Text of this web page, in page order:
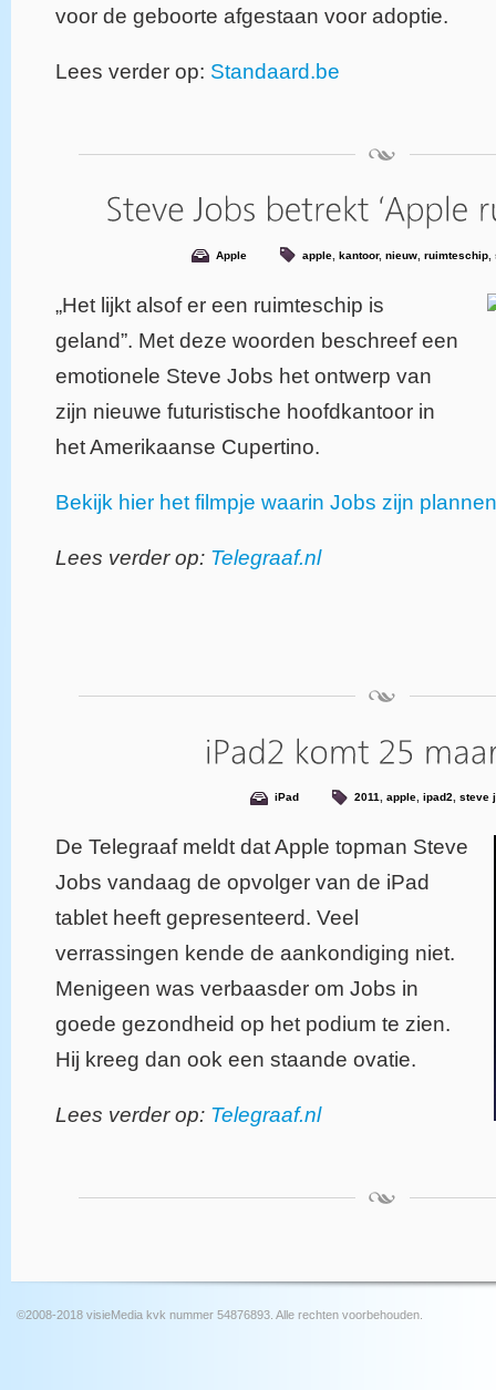
voor de geboorte afgestaan voor adoptie.
Lees verder op: Standaard.be
Apple apple, kantoor, nieuw, ruimteschip,
„Het lijkt alsof er een ruimteschip is
geland”. Met deze woorden beschreef een
emotionele Steve Jobs het ontwerp van
zijn nieuwe futuristische hoofdkantoor in
het Amerikaanse Cupertino.
Bekijk hier het filmpje waarin Jobs zijn
Lees verder op: Telegraaf.nl
iPad 2011, apple, ipad2, steve
De Telegraaf meldt dat Apple topman Steve
Jobs vandaag de opvolger van de iPad
tablet heeft gepresenteerd. Veel
verrassingen kende de aankondiging niet.
Menigeen was verbaasder om Jobs in
goede gezondheid op het podium te zien.
Hij kreeg dan ook een staande ovatie.
Lees verder op: Telegraaf.nl
©2008-2018 visieMedia kvk nummer 54876893. Alle rechten voorbehouden.